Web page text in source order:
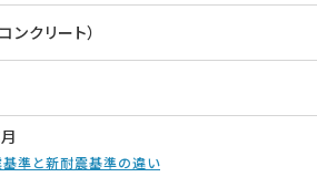
ンクリート）
準と新耐震基準の違い